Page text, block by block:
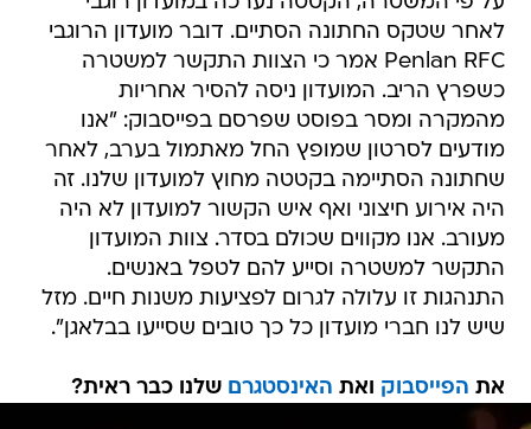
לאחר שטקס החתונה הסתיים. דובר מועדון הרוגבי
Penlan RFC אמר כי הצוות התקשר למשטרה
כשפרץ הריב. המועדון ניסה להסיר אחריות
מהמקרה ומסר בפוסט שפרסם בפייסבוק: "אנו
מודעים לסרטון שמופץ החל מאתמול בערב, לאחר
שחתונה הסתיימה בקטטה מחוץ למועדון שלנו. זה
היה אירוע חיצוני ואף איש הקשור למועדון לא היה
מעורב. אנו מקווים שכולם בסדר. צוות המועדון
התקשר למשטרה וסייע להם לטפל באנשים.
התנהגות זו עלולה לגרום לפציעות משנות חיים. מזל
שיש לנו חברי מועדון כל כך טובים שסייעו בבלאגן".
את הפייסבוק ואת האינסטגרם שלנו כבר ראית?